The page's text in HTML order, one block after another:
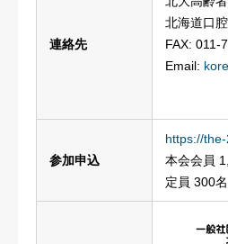
連絡先
北海道口
FAX: 011-
Email:
参加申込
https://
本会会員
定員 300